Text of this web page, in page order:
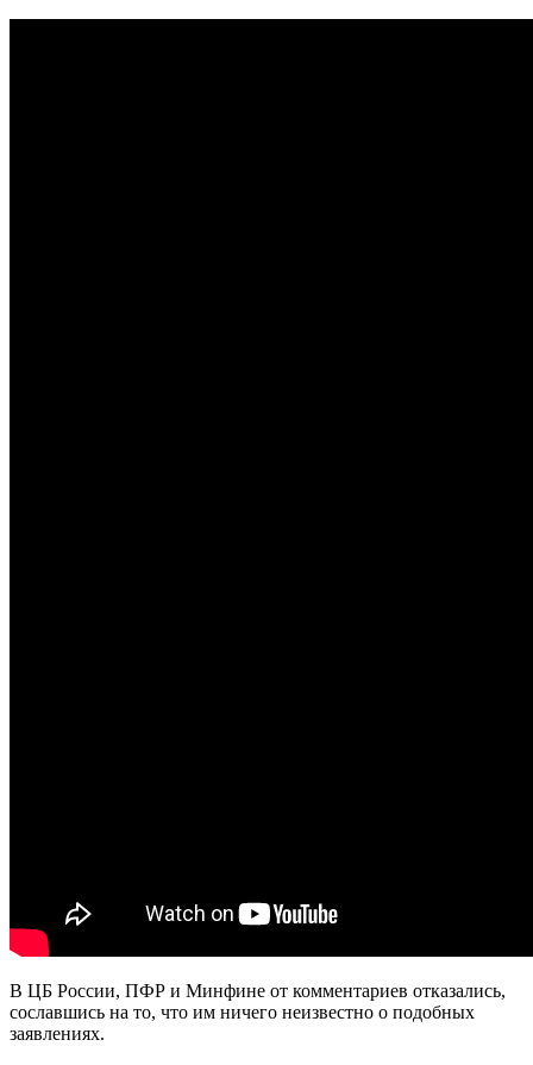
В ЦБ России, ПФР и Минфине от комментариев отказались,
сославшись на то, что им ничего неизвестно о подобных
заявлениях.